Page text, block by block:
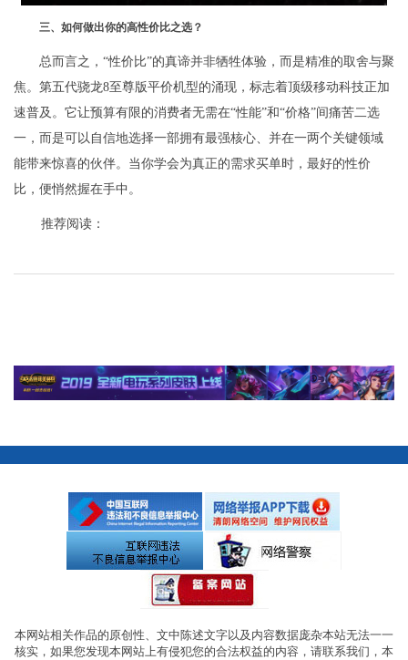
三、如何做出你的高性价比之选？
总而言之，“性价比”的真谛并非牺牲体验，而是精准的取舍与聚
焦。第五代骁龙8至尊版平价机型的涌现，标志着顶级移动科技正加
速普及。它让预算有限的消费者无需在“性能”和“价格”间痛苦二选
一，而是可以自信地选择一部拥有最强核心、并在一两个关键领域
能带来惊喜的伙伴。当你学会为真正的需求买单时，最好的性价
比，便悄然握在手中。
推荐阅读：
本网站相关作品的原创性、文中陈述文字以及内容数据庞杂本站无法一一
核实，如果您发现本网站上有侵犯您的合法权益的内容，请联系我们，本